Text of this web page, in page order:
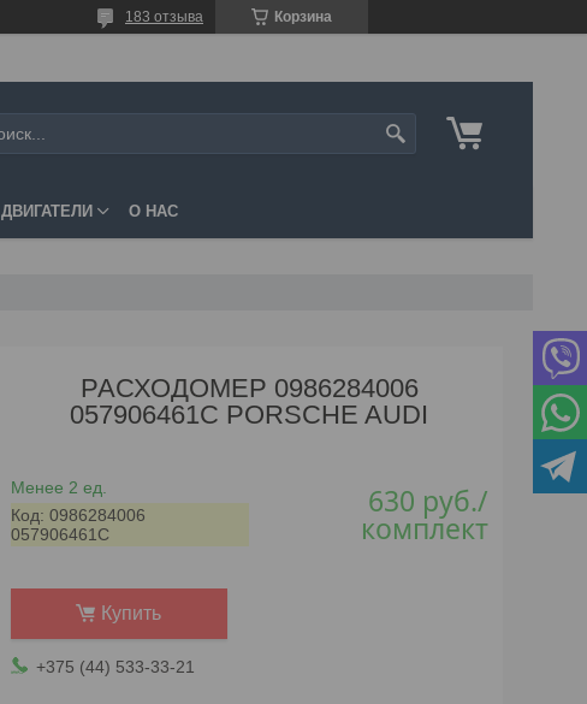
Корзина
183 отзыва
ДВИГАТЕЛИ О НАС
РАСХОДОМЕР 0986284006
057906461C PORSCHE AUDI
Менее 2 ед.
Код: 0986284006
057906461C
630 руб./
комплект
Купить
+375 (44) 533-33-21